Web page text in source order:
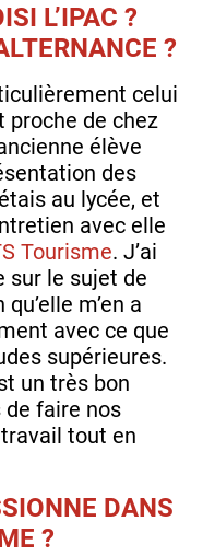
L’IPAC ?
?
celui
proche de chez
élève
des
au lycée, et
avec elle
Tourisme. J’ai
sur le sujet de
m’en a
avec ce que
supérieures.
un très bon
de faire nos
tout en
DANS
?